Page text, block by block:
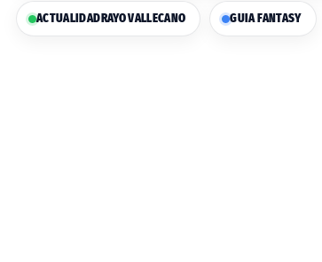
ACTUALIDAD RAYO VALLECANO GUIA FANTASY